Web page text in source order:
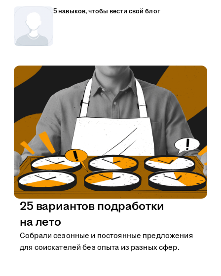
5 навыков, чтобы вести свой блог
25 вариантов подработки
на лето
Собрали сезонные и постоянные предложения
для соискателей без опыта из разных сфер.